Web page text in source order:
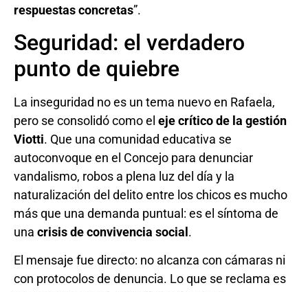
respuestas concretas”.
Seguridad: el verdadero
punto de quiebre
La inseguridad no es un tema nuevo en Rafaela,
pero se consolidó como el eje crítico de la gestión
Viotti. Que una comunidad educativa se
autoconvoque en el Concejo para denunciar
vandalismo, robos a plena luz del día y la
naturalización del delito entre los chicos es mucho
más que una demanda puntual: es el síntoma de
una crisis de convivencia social.
El mensaje fue directo: no alcanza con cámaras ni
con protocolos de denuncia. Lo que se reclama es